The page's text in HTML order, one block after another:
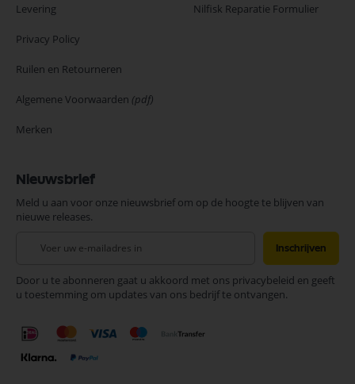
Levering
Privacy Policy
Ruilen en Retourneren
Algemene Voorwaarden (pdf)
Merken
Nilfisk Reparatie Formulier
Nieuwsbrief
Meld u aan voor onze nieuwsbrief om op de hoogte te blijven van
nieuwe releases.
onze
nieuwsbrief
Inschrijven
Door u te abonneren gaat u akkoord met ons privacybeleid en geeft
u toestemming om updates van ons bedrijf te ontvangen.